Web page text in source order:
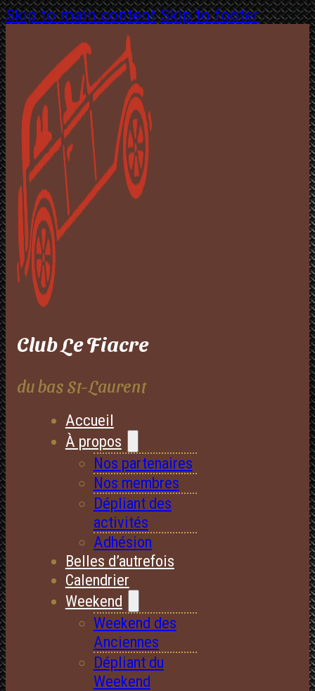
Skip to main content Skip to footer
Club Le Fiacre
du bas St-Laurent
Accueil
À propos
Nos partenaires
Nos membres
Dépliant des
activités
Adhésion
Belles d’autrefois
Calendrier
Weekend
Weekend des
Anciennes
Dépliant du
Weekend